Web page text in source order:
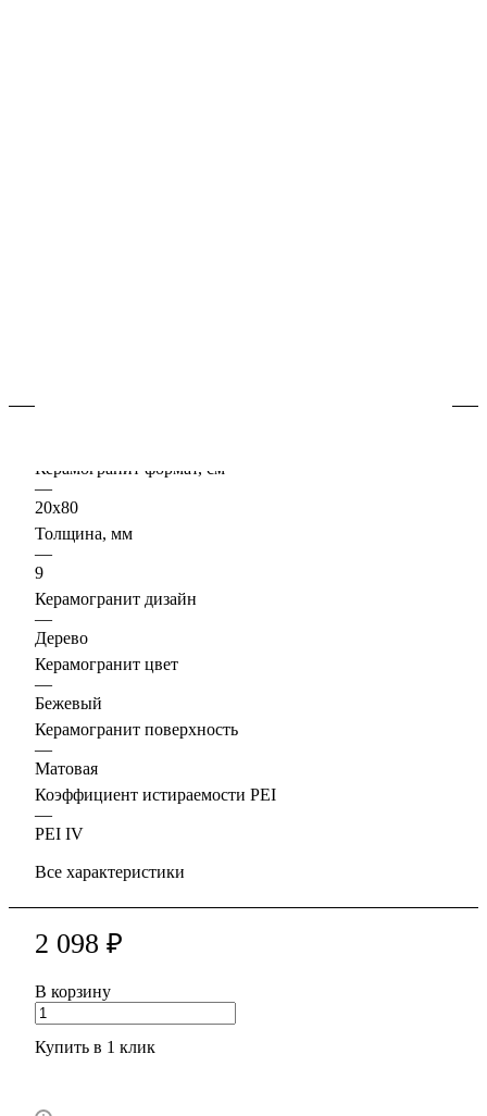
Керамогранит формат, см
—
20х80
Толщина, мм
—
9
Керамогранит дизайн
—
Дерево
Керамогранит цвет
—
Бежевый
Керамогранит поверхность
—
Матовая
Коэффициент истираемости PEI
—
PEI IV
Все характеристики
2 098 ₽
В корзину
Купить в 1 клик